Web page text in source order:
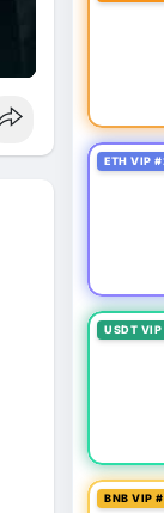
ETH VIP
USDT
BNB VIP